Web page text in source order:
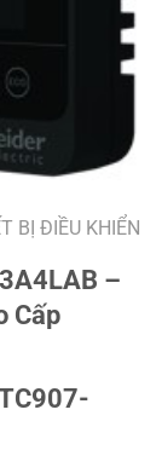
BỊ ĐIỀU KHIỂN
–
Cấp